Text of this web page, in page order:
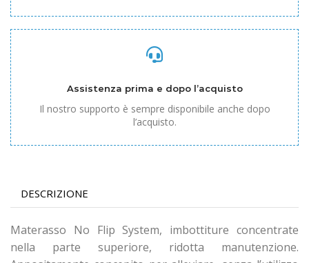
Assistenza prima e dopo l’acquisto
Il nostro supporto è sempre disponibile anche dopo
l’acquisto.
DESCRIZIONE
Materasso No Flip System, imbottiture concentrate
nella parte superiore, ridotta manutenzione.